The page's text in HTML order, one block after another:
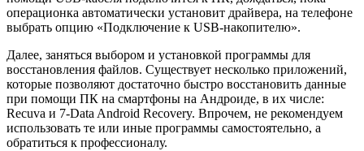
операционка автоматически установит драйвера, на телефоне
выбрать опцию «Подключение к USB-накопителю».
Далее, заняться выбором и установкой программы для
восстановления файлов. Существует несколько приложений,
которые позволяют достаточно быстро восстановить данные
при помощи ПК на смартфоны на Андроиде, в их числе:
Recuva и 7-Data Android Recovery. Впрочем, не рекомендуем
использовать те или иные программы самостоятельно, а
обратиться к профессионалу.